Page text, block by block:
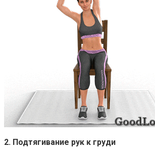
2. Подтягивание рук к груди